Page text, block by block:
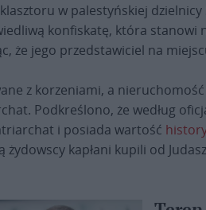
w palestyńskiej dzielnicy
konfiskatę, która stanowi
że jego przedstawiciel na
z korzeniami, a
Podkreślono, że według
i posiada wartość
żydowscy kapłani kupili od